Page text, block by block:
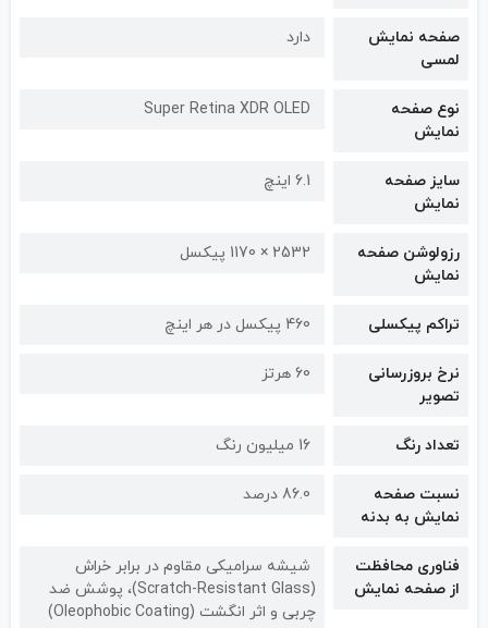
صفحه نمایش
لمسی
دارد
نوع صفحه
نمایش
Super Retina XDR OLED
سایز صفحه
نمایش
6.1 اینچ
رزولوشن صفحه
نمایش
2532 × 1170 پیکسل
تراکم پیکسلی 460 پیکسل در هر اینچ
نرخ بروزرسانی
تصویر
60 هرتز
تعداد رنگ 16 میلیون رنگ
نسبت صفحه
نمایش به بدنه
86.0 درصد
فناوری محافظت
از صفحه نمایش
شیشه سرامیکی مقاوم در برابر خراش
(Scratch-Resistant Glass)، پوشش ضد
چربی و اثر انگشت (Oleophobic Coating)